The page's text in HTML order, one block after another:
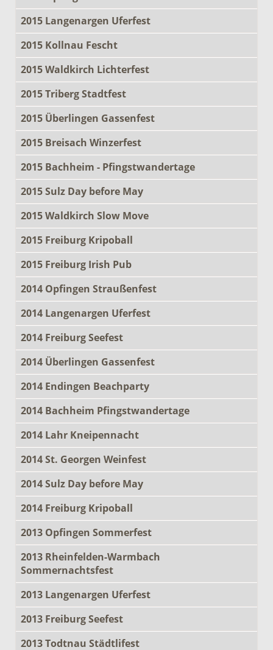
2015 Langenargen Uferfest
2015 Kollnau Fescht
2015 Waldkirch Lichterfest
2015 Triberg Stadtfest
2015 Überlingen Gassenfest
2015 Breisach Winzerfest
2015 Bachheim - Pfingstwandertage
2015 Sulz Day before May
2015 Waldkirch Slow Move
2015 Freiburg Kripoball
2015 Freiburg Irish Pub
2014 Opfingen Straußenfest
2014 Langenargen Uferfest
2014 Freiburg Seefest
2014 Überlingen Gassenfest
2014 Endingen Beachparty
2014 Bachheim Pfingstwandertage
2014 Lahr Kneipennacht
2014 St. Georgen Weinfest
2014 Sulz Day before May
2014 Freiburg Kripoball
2013 Opfingen Sommerfest
2013 Rheinfelden-Warmbach
Sommernachtsfest
2013 Langenargen Uferfest
2013 Freiburg Seefest
2013 Todtnau Städtlifest